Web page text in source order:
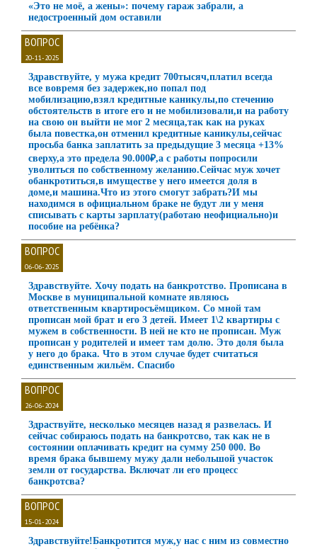
«Это не моё, а жены»: почему гараж забрали, а
недостроенный дом оставили
ВОПРОС
20-11-2025
Здравствуйте, у мужа кредит 700тысяч,платил всегда
все вовремя без задержек,но попал под
мобилизацию,взял кредитные каникулы,по стечению
обстоятельств в итоге его и не мобилизовали,и на работу
на свою он выйти не мог 2 месяца,так как на руках
была повестка,он отменил кредитные каникулы,сейчас
просьба банка заплатить за предыдущие 3 месяца +13%
сверху,а это предела 90.000₽,а с работы попросили
уволиться по собственному желанию.Сейчас муж хочет
обанкротиться,в имуществе у него имеется доля в
доме,и машина.Что из этого смогут забрать?И мы
находимся в официальном браке не будут ли у меня
списывать с карты зарплату(работаю неофициально)и
пособие на ребёнка?
ВОПРОС
06-06-2025
Здравствуйте. Хочу подать на банкротство. Прописана в
Москве в муниципальной комнате являюсь
ответственным квартиросъёмщиком. Со мной там
прописан мой брат и его 3 детей. Имеет 1\2 квартиры с
мужем в собственности. В ней не кто не прописан. Муж
прописан у родителей и имеет там долю. Это доля была
у него до брака. Что в этом случае будет считаться
единственным жильём. Спасибо
ВОПРОС
26-06-2024
Здраствуйте, несколько месяцев назад я развелась. И
сейчас собираюсь подать на банкротсво, так как не в
состоянии оплачивать кредит на сумму 250 000. Во
время брака бывшему мужу дали небольшой участок
земли от государства. Включат ли его процесс
банкротсва?
ВОПРОС
15-01-2024
Здравствуйте!Банкротится муж,у нас с ним из совместно